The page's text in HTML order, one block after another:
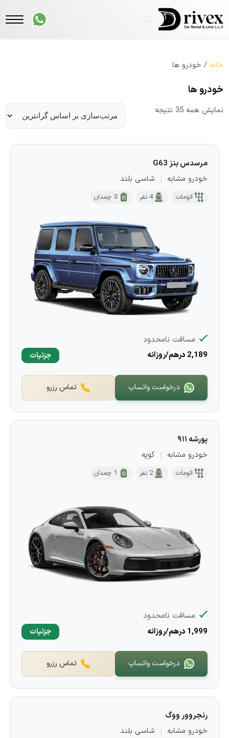
خانه / خودرو ها
خودرو ها
نمایش همه 35 نتیجه
مرتب‌سازی
کم
مرسدس بنز G63
خودرو مشابه
شاسی بلند
اتومات 4 نفر 3 چمدان
مسافت نامحدود
2,189 درهم/روزانه
جزئیات
درخواست واتساپ تماس رزرو
پورشه ۹۱۱
خودرو مشابه
کوپه
اتومات 2 نفر 1 چمدان
مسافت نامحدود
1,999 درهم/روزانه
جزئیات
درخواست واتساپ تماس رزرو
رنجروور ووگ
خودرو مشابه
شاسی بلند